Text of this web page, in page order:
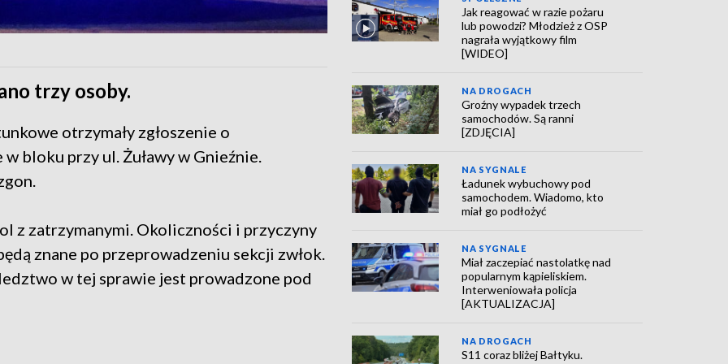
trzy osoby.
otrzymały zgłoszenie o
bloku przy ul. Żuławy w Gnieźnie.
z zatrzymanymi. Okoliczności i przyczyny
znane po przeprowadzeniu sekcji zwłok.
w tej sprawie jest prowadzone pod
Jak reagować w razie pożaru
lub powodzi? Młodzież z OSP
nagrała wyjątkowy film
[WIDEO]
NA DROGACH
Groźny wypadek trzech
samochodów. Są ranni
[ZDJĘCIA]
NA SYGNALE
Ładunek wybuchowy pod
samochodem. Wiadomo, kto
miał go podłożyć
NA SYGNALE
Miał zaczepiać nastolatkę nad
popularnym kąpieliskiem.
Interweniowała policja
[AKTUALIZACJA]
NA DROGACH
S11 coraz bliżej Bałtyku.